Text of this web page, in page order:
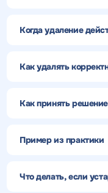
Когда удаление
Как удалять
Как принять
Пример из практики
Что делать, если